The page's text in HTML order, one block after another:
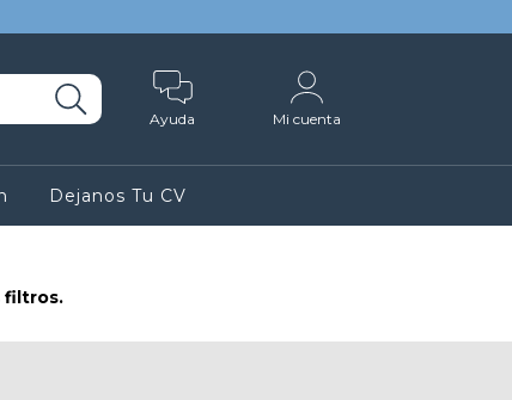
Ayuda Mi cuenta
Dejanos Tu CV
filtros.